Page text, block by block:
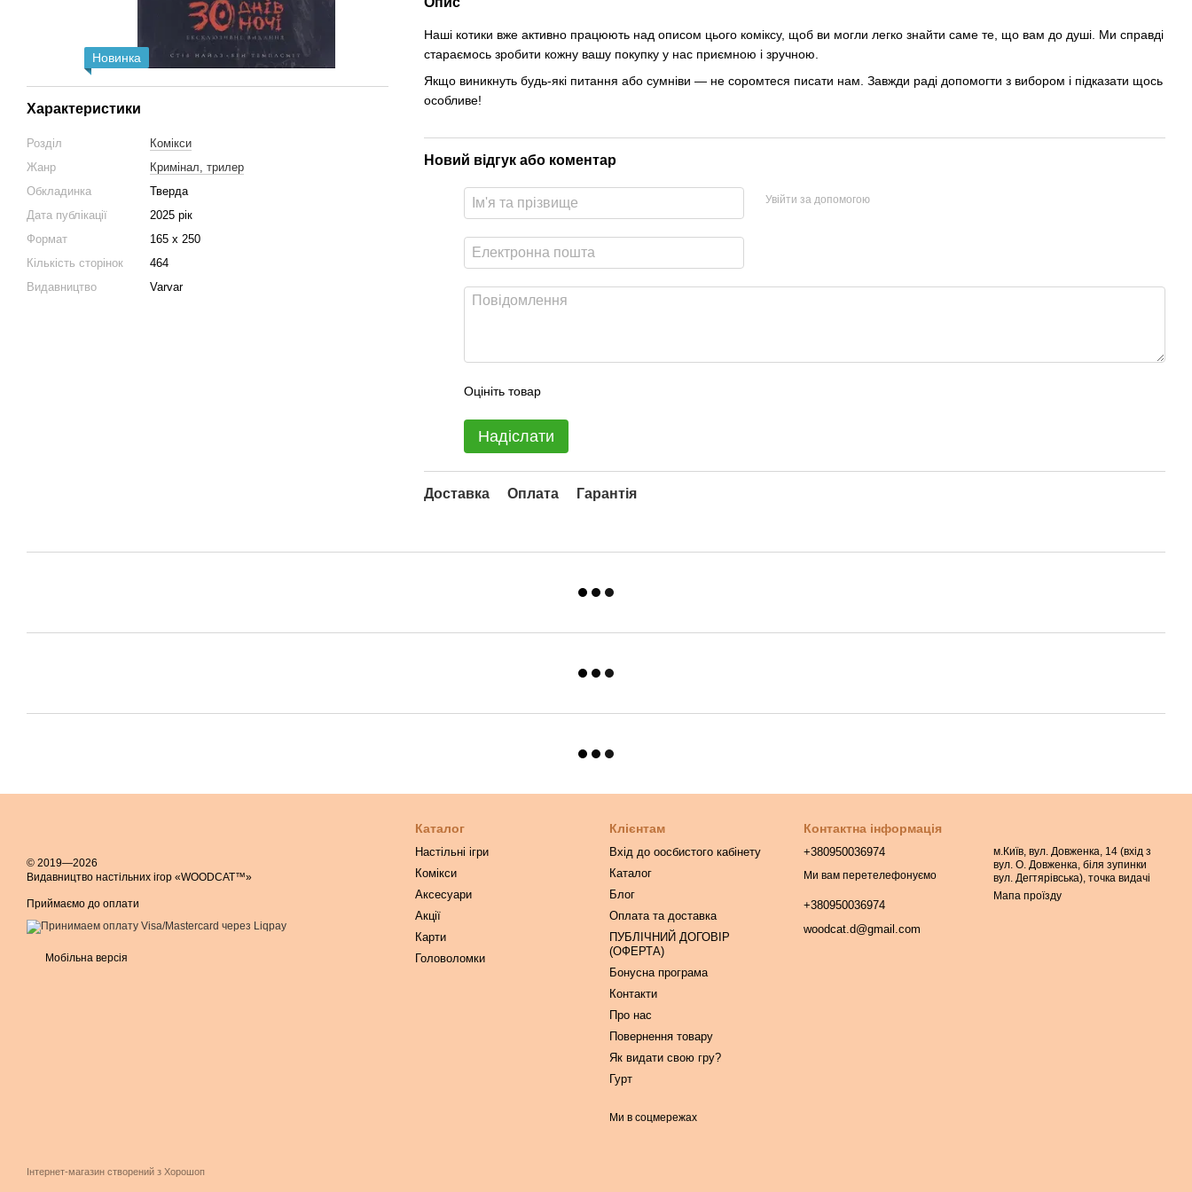
Новинка
Характеристики
Розділ
Комікси
Жанр
Кримінал, трилер
Обкладинка
Тверда
Дата публікації
2025 рік
Формат
165 х 250
Кількість сторінок
464
Видавництво
Varvar
Наші котики вже активно працюють над описом цього коміксу, щоб ви могли легко знайти саме те, що вам до душі. Ми справді
стараємось зробити кожну вашу покупку у нас приємною і зручною.
Якщо виникнуть будь-які питання або сумніви — не соромтеся писати нам. Завжди раді допомогти з вибором і підказати щось
особливе!
Новий відгук або коментар
Увійти за допомогою
Оцініть товар
Надіслати
Доставка Оплата Гарантія
© 2019—2026
Видавництво настільних ігор «WOODCAT™»
Приймаємо до оплати
Мобільна версія
Інтернет-магазин створений з Хорошоп
Каталог
Настільні ігри
Комікси
Аксесуари
Акції
Карти
Головоломки
Клієнтам
Вхід до оосбистого кабінету
Каталог
Блог
Оплата та доставка
ПУБЛІЧНИЙ ДОГОВІР
(ОФЕРТА)
Бонусна програма
Контакти
Про нас
Повернення товару
Як видати свою гру?
Гурт
Ми в соцмережах
Контактна інформація
+380950036974
Ми вам перетелефонуємо
+380950036974
woodcat.d@gmail.com
м.Київ, вул. Довженка, 14 (вхід з
вул. О. Довженка, біля зупинки
вул. Дегтярівська), точка видачі
Мапа проїзду